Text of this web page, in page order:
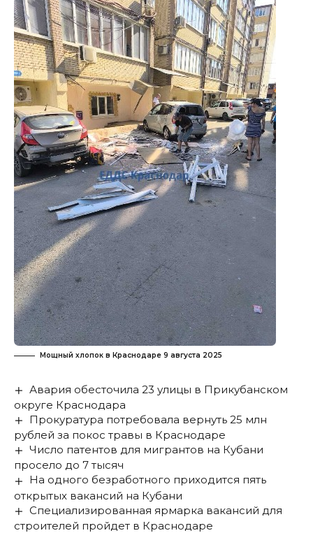
Мощный хлопок в Краснодаре 9 августа 2025
Авария обесточила 23 улицы в Прикубанском
округе Краснодара
Прокуратура потребовала вернуть 25 млн
рублей за покос травы в Краснодаре
Число патентов для мигрантов на Кубани
просело до 7 тысяч
На одного безработного приходится пять
открытых вакансий на Кубани
Специализированная ярмарка вакансий для
строителей пройдет в Краснодаре